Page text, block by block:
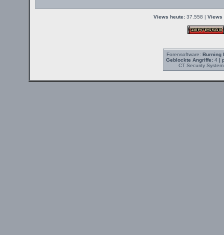
Views heute: 37.558 | Views
Forensoftware: Burning
Geblockte Angriffe:4 |
CT Security